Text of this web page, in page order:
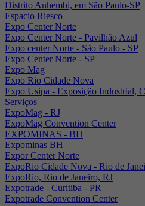
Distrito Anhembi, em São Paulo-SP
Espacio Riesco
Expo Center Norte
Expo Center Norte - Pavilhão Azul
Expo center Norte - São Paulo - SP
Expo Center Norte - SP
Expo Mag
Expo Rio Cidade Nova
Expo Usipa - Exposição Industrial,
Serviços
ExpoMag - RJ
ExpoMag Convention Center
EXPOMINAS - BH
Expominas BH
Expor Center Norte
ExpoRio Cidade Nova - Rio de
ExpoRio, Rio de Janeiro, RJ
Expotrade - Curitiba - PR
Expotrade Convention Center